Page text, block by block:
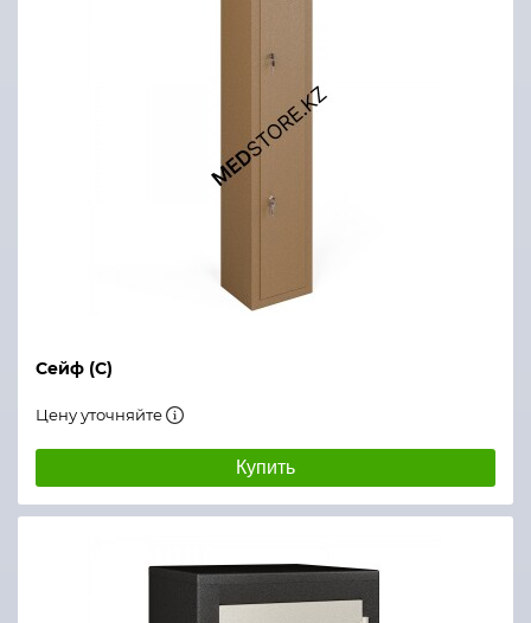
Сейф (С)
Цену уточняйте
Купить